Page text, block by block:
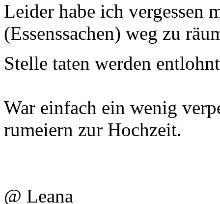
Leider habe ich vergessen
(Essenssachen) weg zu
Stelle taten werden
War einfach ein wenig
rumeiern zur Hochzeit.
@ Leana